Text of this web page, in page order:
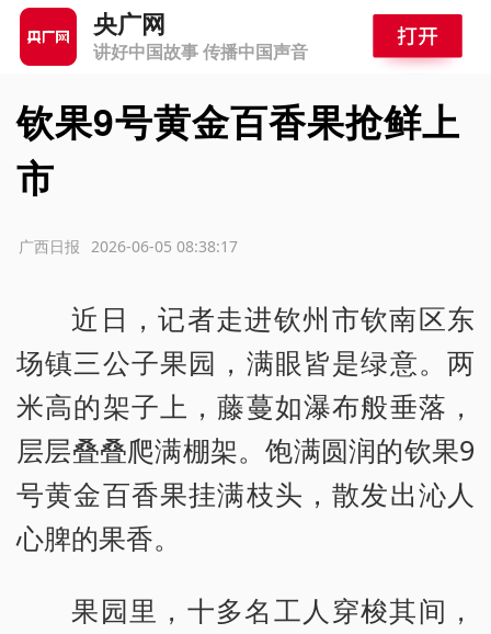
央广网
讲好中国故事 传播中国声音
钦果9号黄金百香果抢鲜上
市
2026-06-05 08:38:17
广西日报
近日，记者走进钦州市钦南区东
场镇三公子果园，满眼皆是绿意。两
米高的架子上，藤蔓如瀑布般垂落，
层层叠叠爬满棚架。饱满圆润的钦果9
号黄金百香果挂满枝头，散发出沁人
心脾的果香。
果园里，十多名工人穿梭其间，